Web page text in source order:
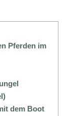
Pferden im
dem Boot